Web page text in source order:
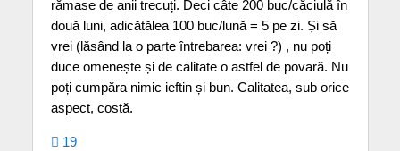
rămase de anii trecuți. Deci câte 200 buc/căciulă în
două luni, adicătălea 100 buc/lună = 5 pe zi. Și să
vrei (lăsând la o parte întrebarea: vrei ?) , nu poți
duce omenește și de calitate o astfel de povară. Nu
poți cumpăra nimic ieftin și bun. Calitatea, sub orice
aspect, costă.
19